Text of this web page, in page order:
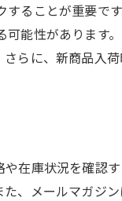
ることが重要で
能性があります
らに、新商品入
在庫状況を確認
、メールマガジ